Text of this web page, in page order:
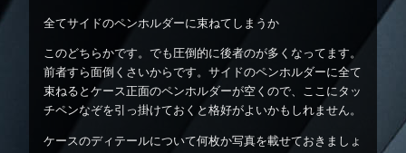
全てサイドのペンホルダーに束ねてしまうか
このどちらかです。でも圧倒的に後者のが多くなってます。
前者すら面倒くさいからです。サイドのペンホルダーに全て
束ねるとケース正面のペンホルダーが空くので、ここにタッ
チペンなぞを引っ掛けておくと格好がよいかもしれません。
ケースのディテールについて何枚か写真を載せておきましょ